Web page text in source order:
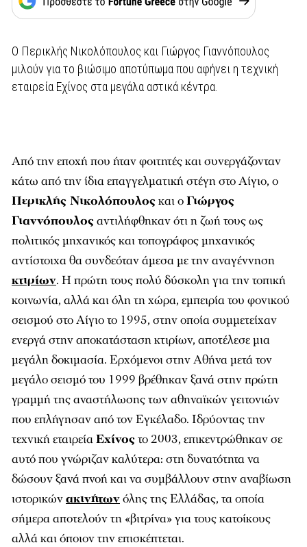
Ο Περικλής Νικολόπουλος και Γιώργος Γιαννόπουλος
μιλούν για το βιώσιμο αποτύπωμα που αφήνει η τεχνική
εταιρεία Εχίνος στα μεγάλα αστικά κέντρα.
Από την εποχή που ήταν φοιτητές και συνεργάζονταν
κάτω από την ίδια επαγγελµατική στέγη στο Αίγιο, ο
Περικλής Νικολόπουλοςκαι οΓιώργος
Γιαννόπουλοςαντιλήφθηκαν ότι η ζωή τους ως
πολιτικός µηχανικός και τοπογράφος µηχανικός
αντίστοιχα θα συνδεόταν άµεσα µε την αναγέννηση
κτιρίων. Η πρώτη τους πολύ δύσκολη για την τοπική
κοινωνία, αλλά και όλη τη χώρα, εµπειρία του φονικού
σεισµού στο Αίγιο το 1995, στην οποία συµµετείχαν
ενεργά στην αποκατάσταση κτιρίων, αποτέλεσε µια
µεγάλη δοκιµασία. Ερχόµενοι στην Αθήνα µετά τον
µεγάλο σεισµό του 1999 βρέθηκαν ξανά στην πρώτη
γραµµή της αναστήλωσης των αθηναϊκών γειτονιών
που επλήγησαν από τον Εγκέλαδο. Ιδρύοντας την
τεχνική εταιρείαΕχίνοςτο 2003, επικεντρώθηκαν σε
αυτό που γνώριζαν καλύτερα: στη δυνατότητα να
δώσουν ξανά πνοή και να συµβάλλουν στην αναβίωση
ιστορικώνακινήτωνόλης της Ελλάδας, τα οποία
σήµερα αποτελούν τη «βιτρίνα» για τους κατοίκους
αλλά και όποιον την επισκέπτεται.